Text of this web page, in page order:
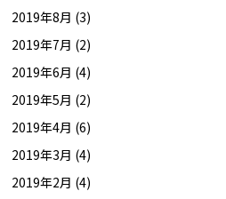
2019年8月 (3)
2019年7月 (2)
2019年6月 (4)
2019年5月 (2)
2019年4月 (6)
2019年3月 (4)
2019年2月 (4)